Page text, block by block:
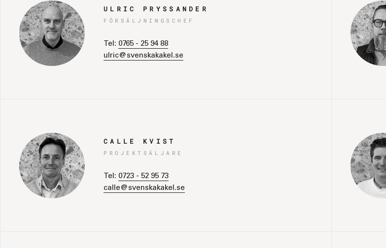
ULRIC PRYSSANDER
FÖRSÄLJNINGSCHEF
Tel: 0765 - 25 94 88
ulric@svenskakakel.se
CALLE KVIST
PROJEKTSÄLJARE
Tel: 0723 - 52 95 73
calle@svenskakakel.se